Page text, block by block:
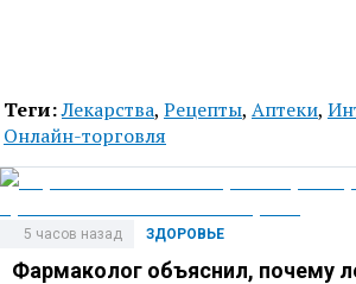
Теги:Лекарства, Рецепты, Аптеки,
Онлайн-торговля
ЗДОРОВЬЕ
5 часов назад
Фармаколог объяснил, почему